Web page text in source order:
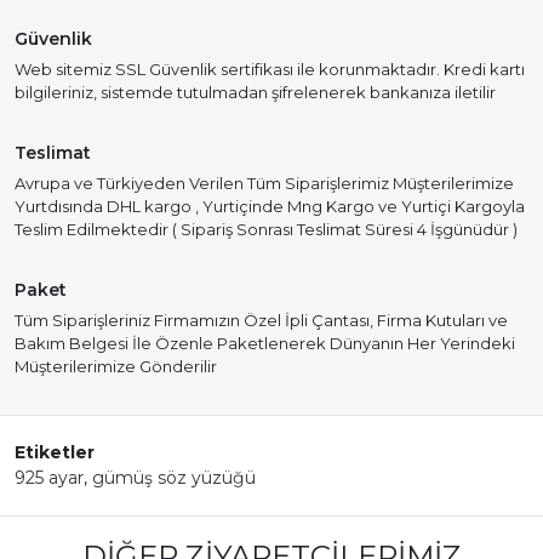
Güvenlik
Web sitemiz SSL Güvenlik sertifikası ile korunmaktadır. Kredi kartı
bilgileriniz, sistemde tutulmadan şifrelenerek bankanıza iletilir
Teslimat
Avrupa ve Türkiyeden Verilen Tüm Siparişlerimiz Müşterilerimize
Yurtdısında DHL kargo , Yurtiçinde Mng Kargo ve Yurtiçi Kargoyla
Teslim Edilmektedir ( Sipariş Sonrası Teslimat Süresi 4 İşgünüdür )
Paket
Tüm Siparişleriniz Firmamızın Özel İpli Çantası, Firma Kutuları ve
Bakım Belgesi İle Özenle Paketlenerek Dünyanın Her Yerindeki
Müşterilerimize Gönderilir
Etiketler
925 ayar, gümüş söz yüzüğü